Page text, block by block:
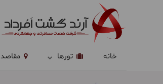
خانه تورها مقاصد